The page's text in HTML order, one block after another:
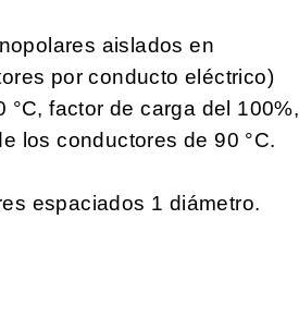
aislados en
por conducto eléctrico)
factor de carga del 100%,
los conductores de 90 °C.
espaciados 1 diámetro.